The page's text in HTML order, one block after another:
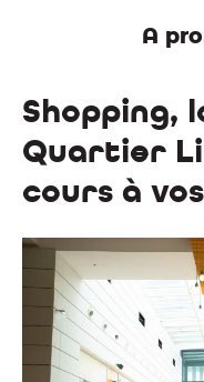
A
Shopping,
Quartier
cours à